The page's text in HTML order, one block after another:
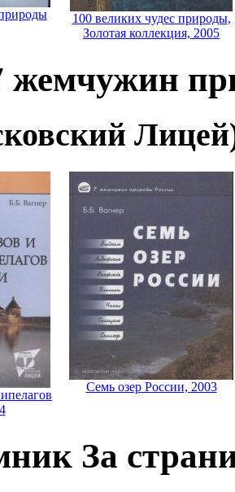
100 великих чудес природы,
Золотая коллекция, 2005
жемчужин
Семь озер России, 2003
За